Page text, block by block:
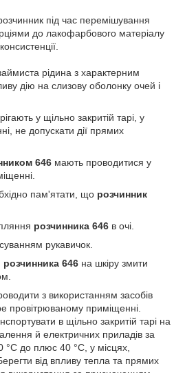
під час перемішування
до лакофарбового матеріалу
рідина з характерним
дію на слизову оболонку очей і
у щільно закритій тарі, у
не допускати дії прямих
646 мають проводитися у
пам'ятати, що розчинник
розчинника 646 в очі.
рукавичок.
розчинника 646 на шкіру змити
з використанням засобів
провітрюваному приміщенні.
в щільно закритій тарі на
й електричних приладів за
°C до плюс 40 °C, у місцях,
від впливу тепла та прямих